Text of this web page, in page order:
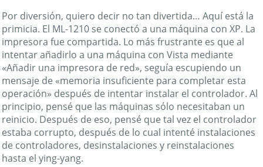
Por diversión, quiero decir no tan divertida… Aquí está la
primicia. El ML-1210 se conectó a una máquina con XP. La
impresora fue compartida. Lo más frustrante es que al
intentar añadirlo a una máquina con Vista mediante
«Añadir una impresora de red», seguía escupiendo un
mensaje de «memoria insuficiente para completar esta
operación» después de intentar instalar el controlador. Al
principio, pensé que las máquinas sólo necesitaban un
reinicio. Después de eso, pensé que tal vez el controlador
estaba corrupto, después de lo cual intenté instalaciones
de controladores, desinstalaciones y reinstalaciones
hasta el ying-yang.